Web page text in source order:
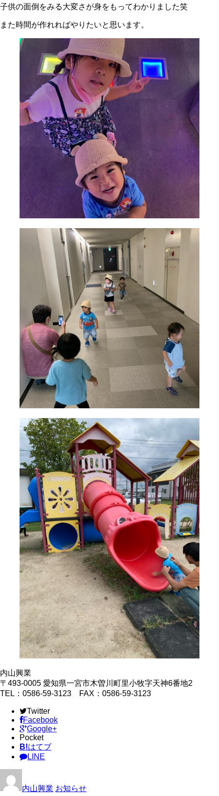
子供の面倒をみる大変さが身をもってわかりました笑
また時間が作れればやりたいと思います。
内山興業
〒493-0005 愛知県一宮市木曽川町里小牧字天神6番地2
TEL：0586-59-3123 FAX：0586-59-3123
Twitter
Facebook
Google+
Pocket
B!はてブ
LINE
内山興業 お知らせ